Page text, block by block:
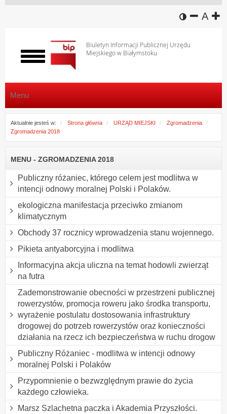
wersja
A
Biuletyn Informacji Publicznej Urzędu
Miejskiego w Białymstoku
Włącz
menu
Menu
Aktualnie jesteś w: Strona główna URZĄD MIEJSKI
Zgromadzenia
Zgromadzenia 2018
MENU - ZGROMADZENIA 2018
Publiczny różaniec, którego celem jest modlitwa w
intencji odnowy moralnej Polski i Polaków.
ekologiczna manifestacja przeciwko zmianom
klimatycznym
Obchody 37 rocznicy wprowadzenia stanu wojennego.
Pikieta antyaborcyjna i modlitwa
Informacyjna akcja uliczna na temat hodowli zwierząt
na futra
Zademonstrowanie obecności w przestrzeni publicznej
rowerzystów, promocja roweru jako środka transportu,
wyrażenie postulatu dostosowania infrastruktury
drogowej do potrzeb rowerzystów oraz konieczności
działania na rzecz ich bezpieczeństwa w ruchu drogow
Publiczny Różaniec - modlitwa w intencji odnowy
moralnej Polski i Polaków
Przypomnienie o bezwzględnym prawie do życia
każdego człowieka.
Marsz Szlachetna paczka i Akademia Przyszłości.